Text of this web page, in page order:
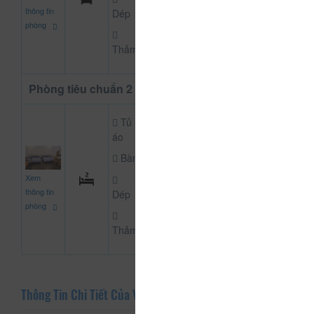
thông tin
phòng
Dép
Thảm
Phòng tiêu chuẩn 2 giường
Xem
thông tin
phòng
Tủ
áo
Bàn
Dép
Thảm
Thông Tin Chi Tiết Của Vườn Hồng